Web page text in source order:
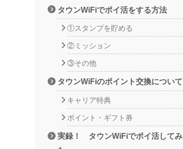
タウンWiFiでポイ活をする方法
①スタンプを貯める
②ミッション
③その他
タウンWiFiのポイント交換について
キャリア特典
ポイント・ギフト券
実録！ タウンWiFiでポイ活してみ